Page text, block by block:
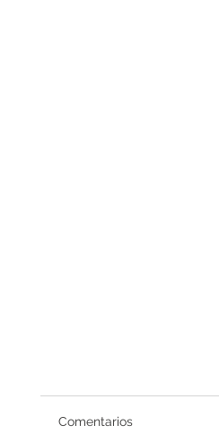
Comentarios